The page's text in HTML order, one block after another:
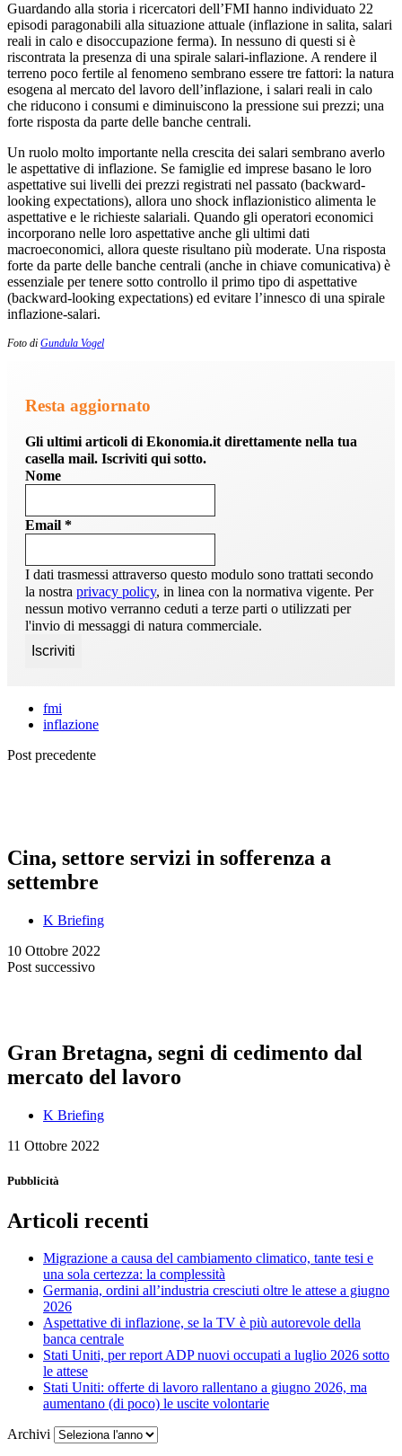
Guardando alla storia i ricercatori dell’FMI hanno individuato 22
episodi paragonabili alla situazione attuale (inflazione in salita, salari
reali in calo e disoccupazione ferma). In nessuno di questi si è
riscontrata la presenza di una spirale salari-inflazione. A rendere il
terreno poco fertile al fenomeno sembrano essere tre fattori: la natura
esogena al mercato del lavoro dell’inflazione, i salari reali in calo
che riducono i consumi e diminuiscono la pressione sui prezzi; una
forte risposta da parte delle banche centrali.
Un ruolo molto importante nella crescita dei salari sembrano averlo
le aspettative di inflazione. Se famiglie ed imprese basano le loro
aspettative sui livelli dei prezzi registrati nel passato (backward-
looking expectations), allora uno shock inflazionistico alimenta le
aspettative e le richieste salariali. Quando gli operatori economici
incorporano nelle loro aspettative anche gli ultimi dati
macroeconomici, allora queste risultano più moderate. Una risposta
forte da parte delle banche centrali (anche in chiave comunicativa) è
essenziale per tenere sotto controllo il primo tipo di aspettative
(backward-looking expectations) ed evitare l’innesco di una spirale
inflazione-salari.
Foto di Gundula Vogel
Resta aggiornato
Gli ultimi articoli di Ekonomia.it direttamente nella tua
casella mail. Iscriviti qui sotto.
Nome
Email *
I dati trasmessi attraverso questo modulo sono trattati secondo
la nostra privacy policy, in linea con la normativa vigente. Per
nessun motivo verranno ceduti a terze parti o utilizzati per
l'invio di messaggi di natura commerciale.
fmi
inflazione
Post precedente
Cina, settore servizi in sofferenza a
settembre
K Briefing
10 Ottobre 2022
Post successivo
Gran Bretagna, segni di cedimento dal
mercato del lavoro
K Briefing
11 Ottobre 2022
Pubblicità
Articoli recenti
Migrazione a causa del cambiamento climatico, tante tesi e
una sola certezza: la complessità
Germania, ordini all’industria cresciuti oltre le attese a giugno
2026
Aspettative di inflazione, se la TV è più autorevole della
banca centrale
Stati Uniti, per report ADP nuovi occupati a luglio 2026 sotto
le attese
Stati Uniti: offerte di lavoro rallentano a giugno 2026, ma
aumentano (di poco) le uscite volontarie
Archivi